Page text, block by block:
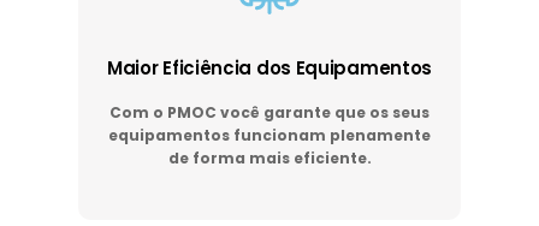
Maior Eficiência dos Equipamentos
Com o PMOC você garante que os seus
equipamentos funcionam plenamente
de forma mais eficiente.